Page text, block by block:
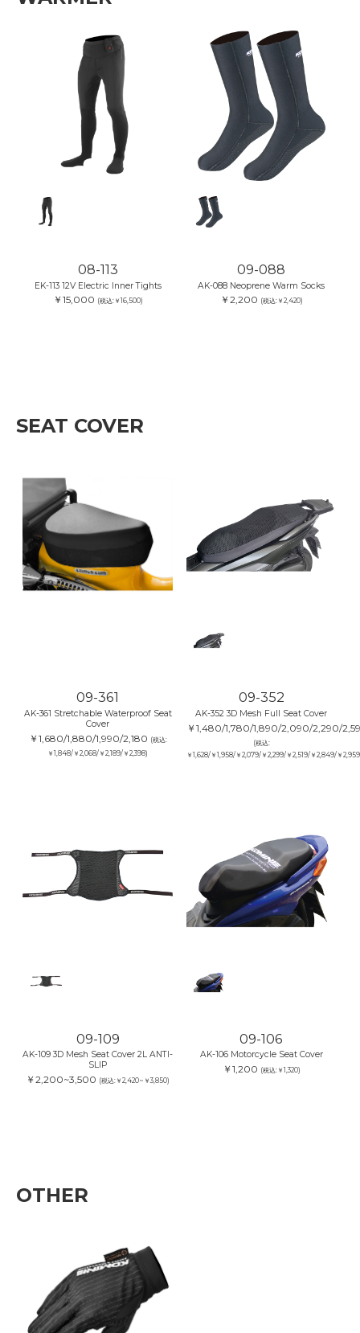
08-113
EK-113 12V Electric Inner Tights
￥15,000 (税込:￥16,500)
09-088
AK-088 Neoprene Warm Socks
￥2,200 (税込:￥2,420)
SEAT COVER
09-361
AK-361 Stretchable Waterproof Seat
Cover
￥1,680/1,880/1,990/2,180 (税込:
￥1,848/￥2,068/￥2,189/￥2,398)
09-352
AK-352 3D Mesh Full Seat Cover
￥1,480/1,780/1,890/2,090/2,290/
(税込:
￥1,628/￥1,958/￥2,079/￥2,299/￥2,519/￥2,849/￥
09-109
AK-109 3D Mesh Seat Cover 2L ANTI-
SLIP
￥2,200~3,500 (税込:￥2,420~￥3,850)
09-106
AK-106 Motorcycle Seat Cover
￥1,200 (税込:￥1,320)
OTHER